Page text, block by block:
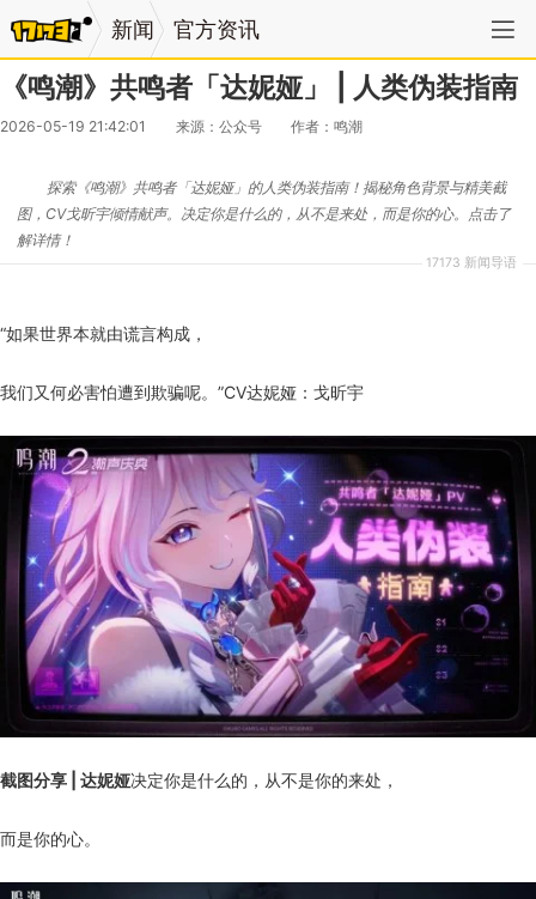
新闻 官方资讯
《鸣潮》共鸣者「达妮娅」 | 人类伪装指南
2026-05-19 21:42:01 来源：公众号 作者：鸣潮
17173 新闻导语
探索《鸣潮》共鸣者「达妮娅」的人类伪装指南！揭秘角色背景与精美截
图，CV戈昕宇倾情献声。决定你是什么的，从不是来处，而是你的心。点击了
解详情！
“如果世界本就由谎言构成，
我们又何必害怕遭到欺骗呢。”CV达妮娅：戈昕宇
截图分享 | 达妮娅决定你是什么的，从不是你的来处，
而是你的心。